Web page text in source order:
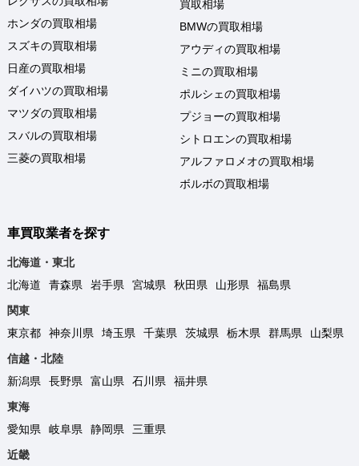
ホンダの買取相場
スズキの買取相場
日産の買取相場
ダイハツの買取相場
マツダの買取相場
スバルの買取相場
三菱の買取相場
買取相場
BMWの買取相場
アウディの買取相場
ミニの買取相場
ポルシェの買取相場
プジョーの買取相場
シトロエンの買取相場
アルファロメオの買取相場
ボルボの買取相場
車買取業者を探す
北海道・東北
北海道
青森県 岩手県 宮城県 秋田県 山形県
福島県
関東
東京都
神奈川県 埼玉県 千葉県 茨城県 栃木県 群馬県
山梨県
信越・北陸
新潟県
長野県 富山県 石川県
福井県
東海
愛知県
岐阜県 静岡県
三重県
近畿